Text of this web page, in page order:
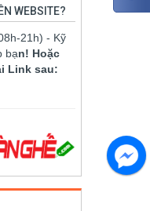
WEBSITE?
21h) - Kỹ
bạn! Hoặc
Link sau: